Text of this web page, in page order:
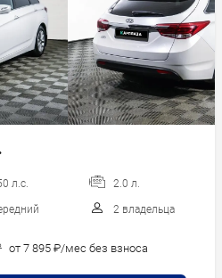
л.с. 2.0 л.
2 владельца
от 7 895 ₽/мес без взноса